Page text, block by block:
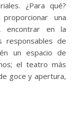
¿Para qué?
una
encontrar en la
responsables de
un espacio de
el teatro más
goce y apertura,